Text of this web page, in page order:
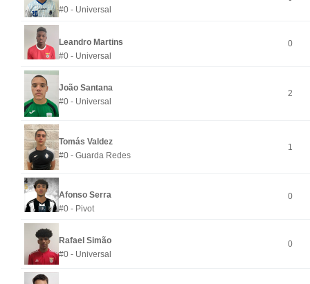
#0 - Universal
Leandro Martins
#0 - Universal
0
João Santana
#0 - Universal
2
Tomás Valdez
#0 - Guarda Redes
1
Afonso Serra
#0 - Pivot
0
Rafael Simão
#0 - Universal
0